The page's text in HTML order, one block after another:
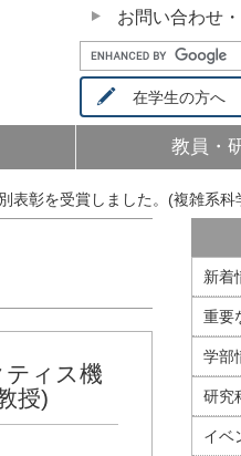
お問い合わせ
在学生の方へ
教員・
表彰を受賞しました。(複雑系
ティス機
授)
新着
重要
学部
研究
イベ